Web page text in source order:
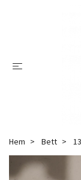
Hem Bett